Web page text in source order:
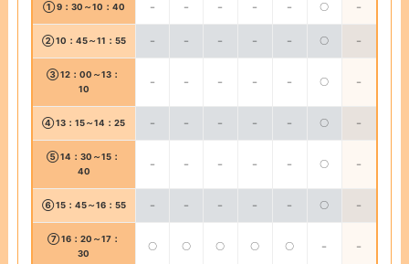
① 9：30～10：40 － － － － － 〇 －
② 10：45～11：55 － － － － － 〇 －
③ 12：00～13：
10
－ － － － － 〇 －
④ 13：15～14：25 － － － － － 〇 －
⑤ 14：30～15：
40
－ － － － － 〇 －
⑥ 15：45～16：55 － － － － － 〇 －
⑦ 16：20～17：
30
〇 〇 〇 〇 〇 － －